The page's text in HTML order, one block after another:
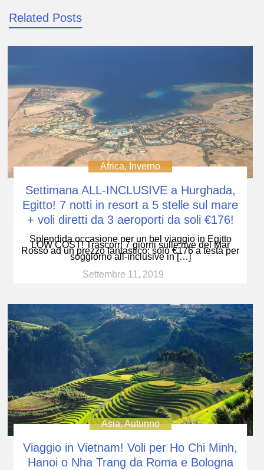
Related Posts
Africa, Inverno
Settimana ALL-INCLUSIVE a Hurghada,
Egitto! 7 notti in resort a 5 stelle sul mare
+ voli diretti da 3 aeroporti da soli €176!
Splendida occasione per un bel viaggio in Egitto
LOW COST! Trascorri 7 giorni sulle rive del Mar
Rosso ad un prezzo fantastico: solo €176 a testa per
soggiorno all-inclusive in […]
Settembre 11, 2019
Asia,Autunno
Viaggio in Vietnam! Voli per Ho Chi Minh,
Hanoi o Nha Trang da Roma e Bologna